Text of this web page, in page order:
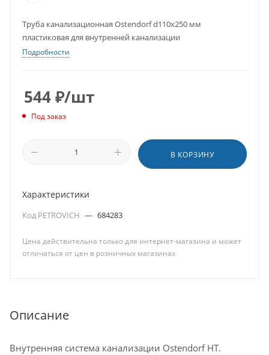
Труба канализационная Ostendorf d110х250 мм
пластиковая для внутренней канализации
Подробности
544₽/шт
Под заказ
В КОРЗИНУ
Характеристики
Код PETROVICH — 684283
Цена действительна только для интернет-магазина и может
отличаться от цен в розничных магазинах
Описание
Внутренняя система канализации Ostendorf HT.